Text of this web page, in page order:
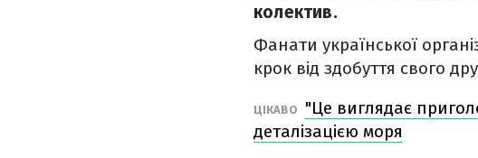
колектив.
Фанати української
крок від здобуття свого
ЦІКАВО
"Це виглядає
деталізацією моря